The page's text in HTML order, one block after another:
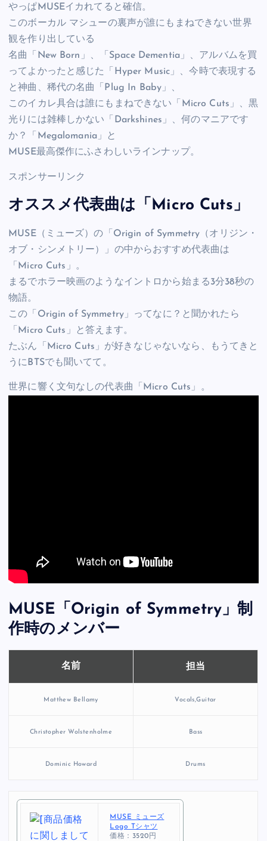
やっぱMUSEイカれてると確信。
このボーカル マシューの裏声が誰にもまねできない世界
観を作り出している
名曲「New Born」、「Space Dementia」、アルバムを買
ってよかったと感じた「Hyper Music」、今時で表現する
と神曲、稀代の名曲「Plug In Baby」、
このイカレ具合は誰にもまねできない「Micro Cuts」、黒
光りには雑棒しかない「Darkshines」、何のマニアです
か？「Megalomania」と
MUSE最高傑作にふさわしいラインナップ。
スポンサーリンク
オススメ代表曲は「Micro Cuts」
MUSE（ミューズ）の「Origin of Symmetry（オリジン・
オブ・シンメトリー）」の中からおすすめ代表曲は
「Micro Cuts」。
まるでホラー映画のようなイントロから始まる3分38秒の
物語。
この「Origin of Symmetry」ってなに？と聞かれたら
「Micro Cuts」と答えます。
たぶん「Micro Cuts」が好きなじゃないなら、もうてきと
うにBTSでも聞いてて。
世界に響く文句なしの代表曲「Micro Cuts」。
MUSE「Origin of Symmetry」制
作時のメンバー
名前 担当
Matthew Bellamy Vocals,Guitar
Christopher Wolstenholme Bass
Dominic Howard Drums
MUSE ミューズ
Logo Tシャツ
価格：3520円